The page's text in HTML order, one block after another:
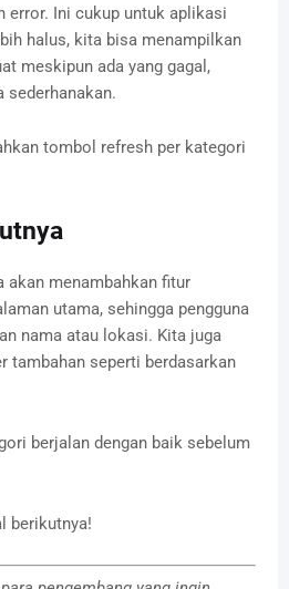
error. Ini cukup untuk aplikasi
halus, kita bisa menampilkan
meskipun ada yang gagal,
tombol refresh per kategori
akan menambahkan fitur
utama, sehingga pengguna
nama atau lokasi. Kita juga
tambahan seperti berdasarkan
berjalan dengan baik sebelum
berikutnya!